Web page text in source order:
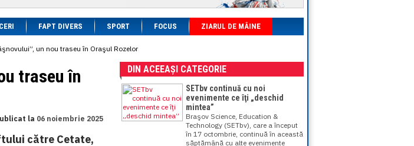
FAPT DIVERS SPORT FOCUS ZIARUL DE MÂINE
un nou traseu în Oraşul Rozelor
traseu în
la 06 noiembrie 2025
către Cetate,
DIN ACEEAȘI CATEGORIE
SETbv continuă cu noi
evenimente ce îţi „deschid
mintea”
Braşov Science, Education &
Technology (SETbv), care a început
în 17 octombrie, continuă în această
săptămână cu alte evenimente